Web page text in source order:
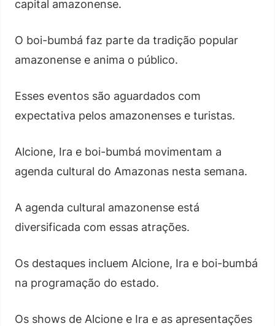
capital amazonense.
O boi-bumbá faz parte da tradição popular
amazonense e anima o público.
Esses eventos são aguardados com
expectativa pelos amazonenses e turistas.
Alcione, Ira e boi-bumbá movimentam a
agenda cultural do Amazonas nesta semana.
A agenda cultural amazonense está
diversificada com essas atrações.
Os destaques incluem Alcione, Ira e boi-bumbá
na programação do estado.
Os shows de Alcione e Ira e as apresentações